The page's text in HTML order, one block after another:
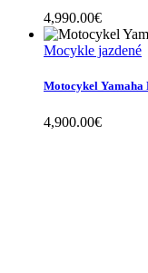
4,990.00€
Mocykle jazdené
Motocykel Yamaha
4,900.00€